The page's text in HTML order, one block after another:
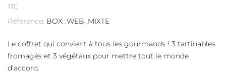
TTC
Référence: BOX_WEB_MIXTE
Le coffret qui convient à tous les gourmands ! 3 tartinables
fromagés et 3 végétaux pour mettre tout le monde
d’accord.